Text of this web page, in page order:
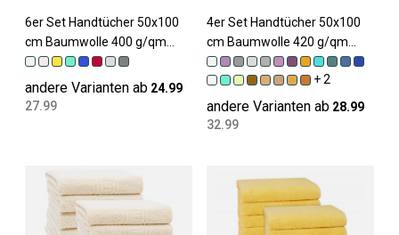
6er Set Handtücher 50x100
cm Baumwolle 400 g/qm
gelb
andere Varianten ab 24.99
27.99
4er Set Handtücher 50x100
cm Baumwolle 420 g/qm
sonne
+ 2
andere Varianten ab 28.99
32.99